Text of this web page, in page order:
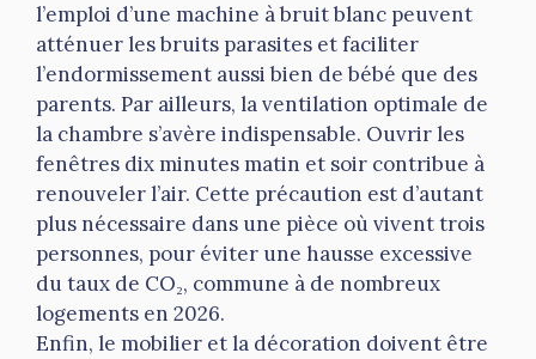
l’emploi d’une machine à bruit blanc peuvent
atténuer les bruits parasites et faciliter
l’endormissement aussi bien de bébé que des
parents. Par ailleurs, la ventilation optimale de
la chambre s’avère indispensable. Ouvrir les
fenêtres dix minutes matin et soir contribue à
renouveler l’air. Cette précaution est d’autant
plus nécessaire dans une pièce où vivent trois
personnes, pour éviter une hausse excessive
du taux de CO₂, commune à de nombreux
logements en 2026.
Enfin, le mobilier et la décoration doivent être